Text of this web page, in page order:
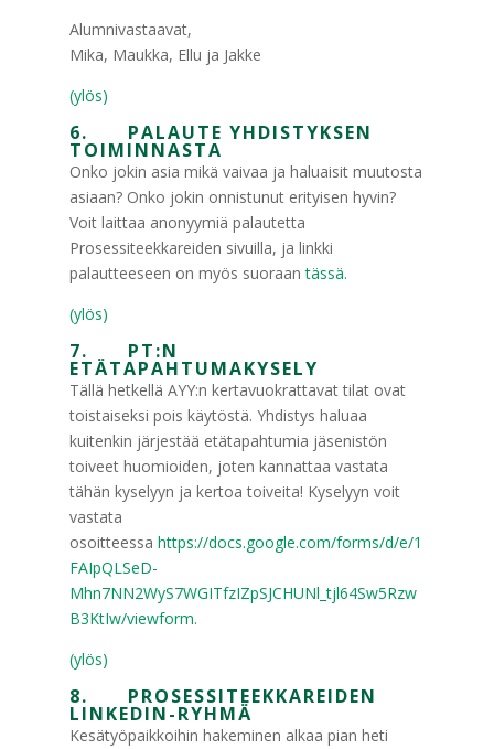
Alumnivastaavat,
Mika, Maukka, Ellu ja Jakke
(ylös)
6. PALAUTE YHDISTYKSEN
TOIMINNASTA
Onko jokin asia mikä vaivaa ja haluaisit muutosta
asiaan? Onko jokin onnistunut erityisen hyvin?
Voit laittaa anonyymiä palautetta
Prosessiteekkareiden sivuilla, ja linkki
palautteeseen on myös suoraantässä.
(ylös)
7. PT:N
ETÄTAPAHTUMAKYSELY
Tällä hetkellä AYY:n kertavuokrattavat tilat ovat
toistaiseksi pois käytöstä. Yhdistys haluaa
kuitenkin järjestää etätapahtumia jäsenistön
toiveet huomioiden, joten kannattaa vastata
tähän kyselyyn ja kertoa toiveita! Kyselyyn voit
vastata
osoitteessa https://docs.google.com/forms/d/e/1
FAIpQLSeD-
Mhn7NN2WyS7WGITfzIZpSJCHUNl_tjl64Sw5Rzw
B3KtIw/viewform.
(ylös)
8. PROSESSITEEKKAREIDEN
LINKEDIN-RYHMÄ
Kesätyöpaikkoihin hakeminen alkaa pian heti